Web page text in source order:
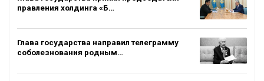
правления холдинга «Б…
Глава государства направил телеграмму
соболезнования родным…